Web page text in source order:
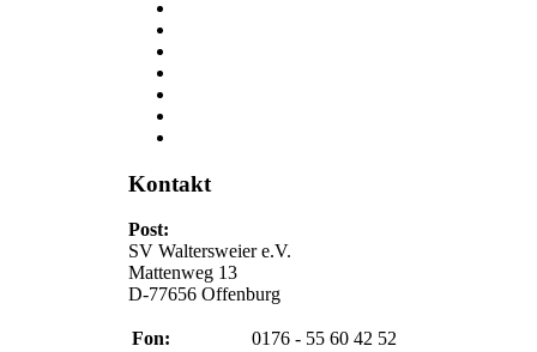
Kontakt
Post:
SV Waltersweier e.V.
Mattenweg 13
D-77656 Offenburg
Fon:
0176 - 55 60 42 52